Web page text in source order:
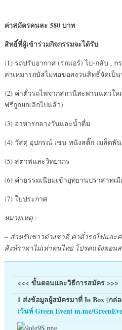
ค่าสมัครคนละ 580 บาท
สิทธิ์ที่ผู้เข้าร่วมกิจกรรมจะได้รับ
(1) รถปรับอากาศ (รถแอร์) ไป-กลับ ,
ค่าเหมารถบัสไม่พอขอสงวนสิทธิ์จัดเป็
(2) ค่าตั๋วรถไฟจากสถานีสะพานแควใ
ฟรีถูกยกเลิกไปแล้ว)
(3) อาหารกลางวันและน้ำดื่ม
(4) วัสดุ อุปกรณ์ เช่น หนังสติ๊ก เมล็ดพั
(5) สตาฟและวิทยากร
(6) ค่าธรรมเนียมเข้าอุทยานปราสาทเมื
(7) ใบประกาศ
หมายเหตุ :
– สำหรับชาวต่างชาติ ค่าตั๋วรถไฟและ
สิงห์ราคาไม่เท่าคนไทย โปรดแจ้งตอน
<<< ขั้นตอนและวิธีการสมัคร >>>
1 ส่งข้อมูลผู้สมัครมาที่ In Box (กล่
เว้นท์ Green Eventm.me/